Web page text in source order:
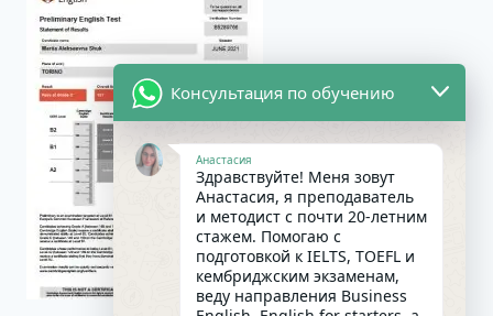
Консультация по обучению
Анастасия
Здравствуйте! Меня зовут
Анастасия, я преподаватель
и методист с почти 20-летним
стажем. Помогаю с
подготовкой к IELTS, TOEFL и
кембриджским экзаменам,
веду направления Business